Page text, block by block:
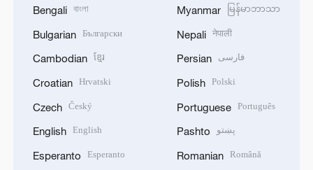
Bengali বাংলা
Bulgarian Български
Cambodian ខ្មែរ
Croatian Hrvatski
Czech Český
English English
Esperanto Esperanto
Myanmar မြန်မာဘာသာ
Nepali नेपाली
Persian فارسی
Polish Polski
Portuguese Português
Pashto پښتو
Romanian Română